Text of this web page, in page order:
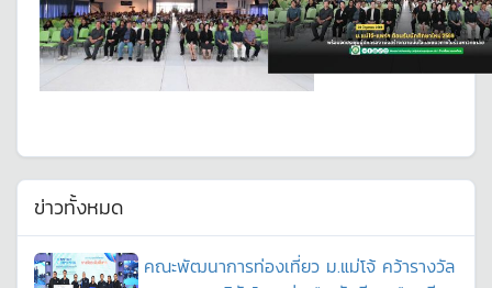
ข่าวทั้งหมด
คณะพัฒนาการท่องเที่ยว ม.แม่โจ้ คว้ารางวัล